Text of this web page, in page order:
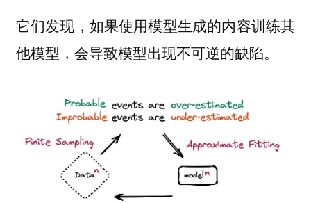
它们发现，如果使用模型生成的内容训练其
他模型，会导致模型出现不可逆的缺陷。